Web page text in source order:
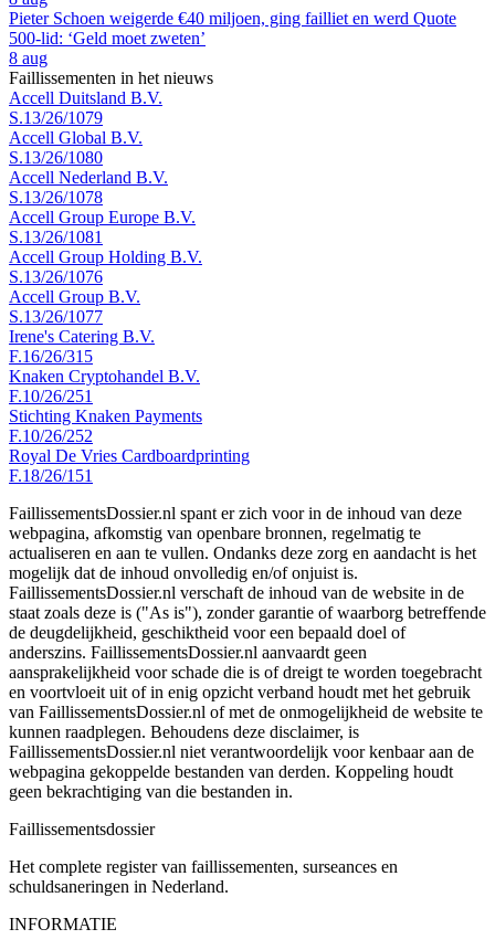
Pieter Schoen weigerde €40 miljoen, ging failliet en werd Quote
500-lid: ‘Geld moet zweten’
8 aug
Faillissementen in het nieuws
Accell Duitsland B.V.
S.13/26/1079
Accell Global B.V.
S.13/26/1080
Accell Nederland B.V.
S.13/26/1078
Accell Group Europe B.V.
S.13/26/1081
Accell Group Holding B.V.
S.13/26/1076
Accell Group B.V.
S.13/26/1077
Irene's Catering B.V.
F.16/26/315
Knaken Cryptohandel B.V.
F.10/26/251
Stichting Knaken Payments
F.10/26/252
Royal De Vries Cardboardprinting
F.18/26/151
FaillissementsDossier.nl spant er zich voor in de inhoud van deze
webpagina, afkomstig van openbare bronnen, regelmatig te
actualiseren en aan te vullen. Ondanks deze zorg en aandacht is het
mogelijk dat de inhoud onvolledig en/of onjuist is.
FaillissementsDossier.nl verschaft de inhoud van de website in de
staat zoals deze is ("As is"), zonder garantie of waarborg betreffende
de deugdelijkheid, geschiktheid voor een bepaald doel of
anderszins. FaillissementsDossier.nl aanvaardt geen
aansprakelijkheid voor schade die is of dreigt te worden toegebracht
en voortvloeit uit of in enig opzicht verband houdt met het gebruik
van FaillissementsDossier.nl of met de onmogelijkheid de website te
kunnen raadplegen. Behoudens deze disclaimer, is
FaillissementsDossier.nl niet verantwoordelijk voor kenbaar aan de
webpagina gekoppelde bestanden van derden. Koppeling houdt
geen bekrachtiging van die bestanden in.
Faillissementsdossier
Het complete register van faillissementen, surseances en
schuldsaneringen in Nederland.
INFORMATIE